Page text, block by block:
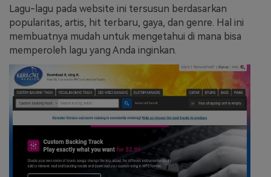
Lagu-lagu pada website ini tersusun berdasarkan
popularitas, artis, hit terbaru, gaya, dan genre. Hal ini
membuatnya mudah untuk mengetahui di mana bisa
memperoleh lagu yang Anda inginkan.